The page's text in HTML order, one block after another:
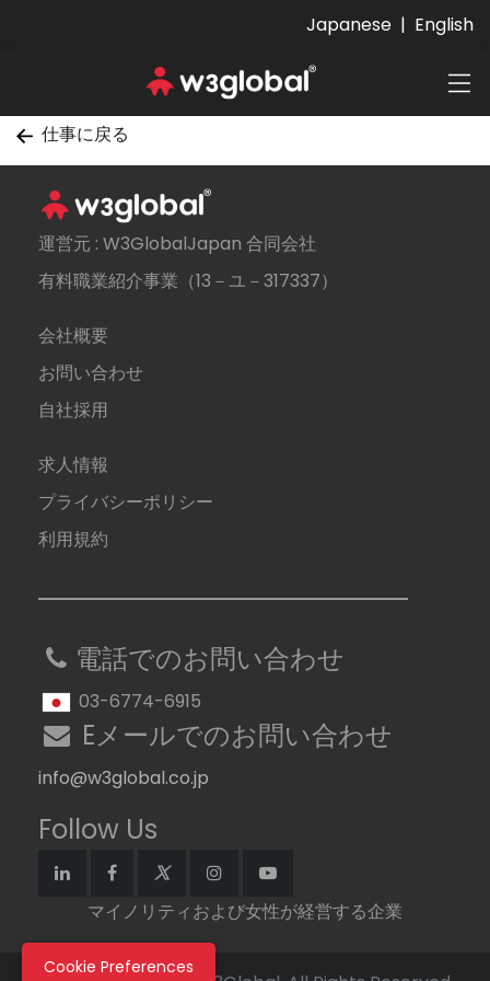
Japanese | English
仕事に戻る
運営元 : W3GlobalJapan 合同会社
有料職業紹介事業（13－ユ－317337）
会社概要
お問い合わせ
自社採用
求人情報
プライバシーポリシー
利用規約
電話でのお問い合わせ
03-6774-6915
Eメールでのお問い合わせ
info@w3global.co.jp
Follow Us
マイノリティおよび女性が経営する企業
Cookie Preferences